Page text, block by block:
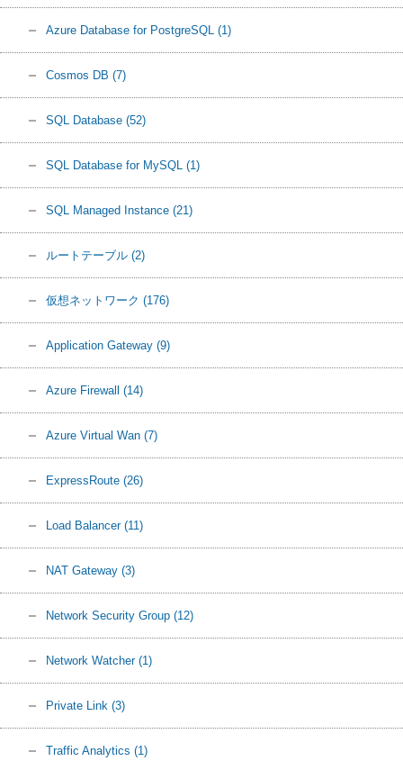
Azure Database for PostgreSQL (1)
Cosmos DB (7)
SQL Database (52)
SQL Database for MySQL (1)
SQL Managed Instance (21)
ルートテーブル (2)
仮想ネットワーク (176)
Application Gateway (9)
Azure Firewall (14)
Azure Virtual Wan (7)
ExpressRoute (26)
Load Balancer (11)
NAT Gateway (3)
Network Security Group (12)
Network Watcher (1)
Private Link (3)
Traffic Analytics (1)